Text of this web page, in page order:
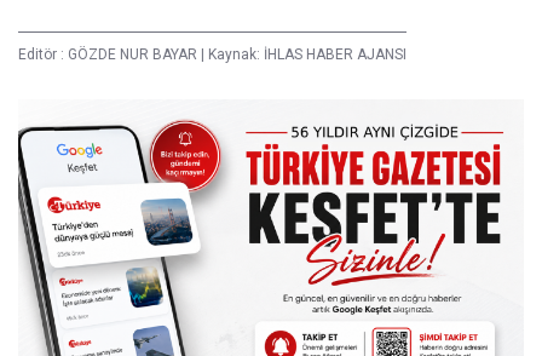
Editör : GÖZDE NUR BAYAR | Kaynak: İHLAS HABER AJANSI